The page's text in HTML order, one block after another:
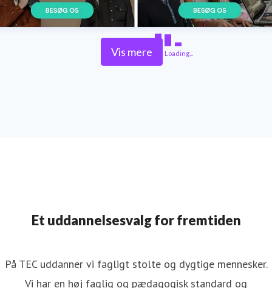
Vis mere Loading...
Et uddannelsesvalg for fremtiden
På TEC uddanner vi fagligt stolte og dygtige mennesker.
Vi har en høj faglig og pædagogisk standard og